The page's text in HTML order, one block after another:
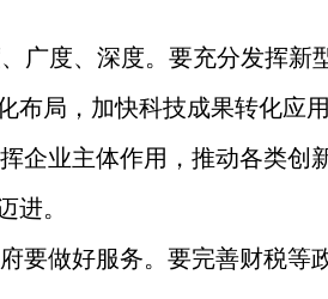
度、深度。要充分发挥新
局，加快科技成果转化应用
企业主体作用，推动各类
进。
做好服务。要完善财税等